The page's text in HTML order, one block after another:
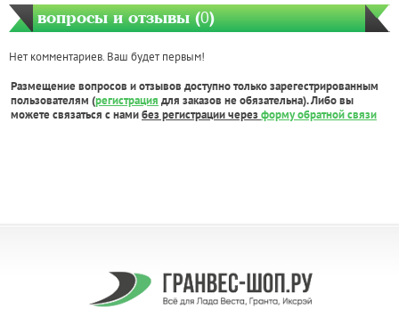
вопросы и отзывы (0)
Нет комментариев. Ваш будет первым!
Размещение вопросов и отзывов доступно только зарегестрированным
пользователям (регистрация для заказов не обязательна). Либо вы
можете связаться с намибез регистрации через форму обратной связи